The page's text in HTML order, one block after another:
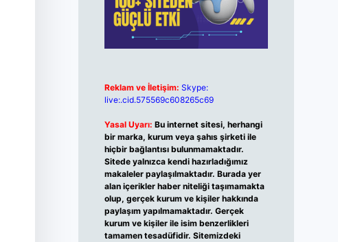
Reklam ve İletişim: Skype:
live:.cid.575569c608265c69
Yasal Uyarı: Bu internet sitesi, herhangi
bir marka, kurum veya şahıs şirketi ile
hiçbir bağlantısı bulunmamaktadır.
Sitede yalnızca kendi hazırladığımız
makaleler paylaşılmaktadır. Burada yer
alan içerikler haber niteliği taşımamakta
olup, gerçek kurum ve kişiler hakkında
paylaşım yapılmamaktadır. Gerçek
kurum ve kişiler ile isim benzerlikleri
tamamen tesadüfidir. Sitemizdeki